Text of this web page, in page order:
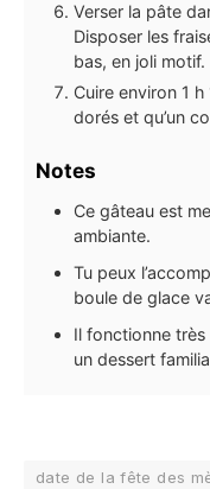
Verser la pâte
Disposer les
bas, en joli
Cuire environ 1
dorés et qu’un
Notes
Ce gâteau est
ambiante.
Tu peux
boule de glace
Il fonctionne
un dessert
date de la fête des